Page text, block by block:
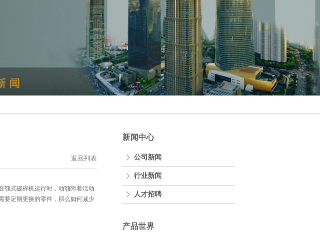
返回列表
颚式破碎机运行时，动颚附着活动
要定期更换的零件，那么如何减少
新闻中心
公司新闻
行业新闻
人才招聘
产品世界